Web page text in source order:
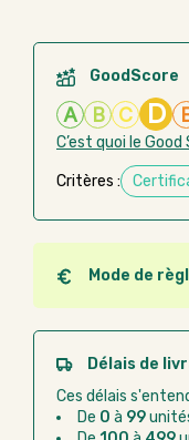
GoodScore
A B C D
C’est quoi le Good
Critères :
Mode de
Quel que soit le
passer
Paiement CB
Virement
après la
Délais de
Ces délais
De 0 à 99